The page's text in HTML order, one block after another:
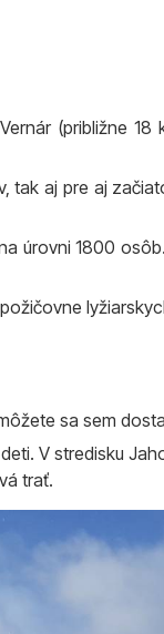
(približne
aj pre aj
úrovni 1800
sa sem
V stredisku
trať.